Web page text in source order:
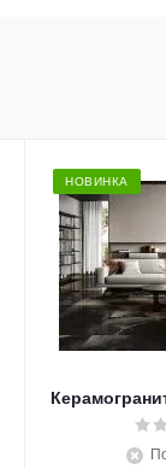
НОВИНКА